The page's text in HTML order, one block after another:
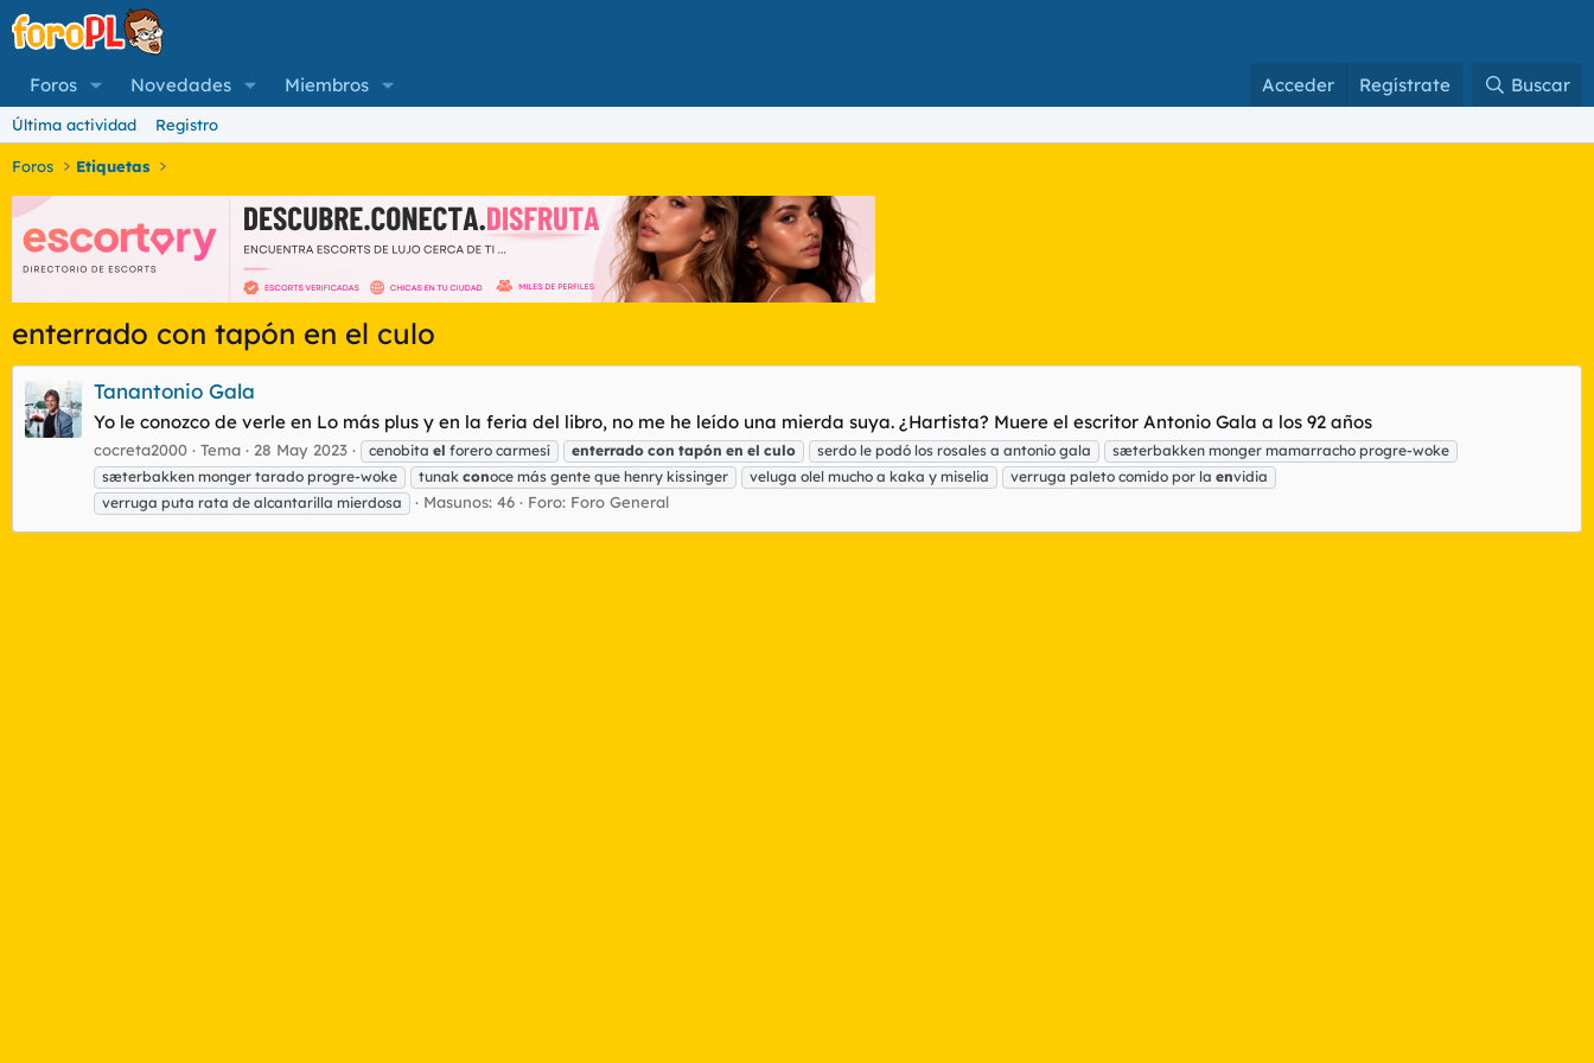
Foros Novedades Miembros Acceder Regístrate Buscar
Última actividad Registro
Foros Etiquetas
enterrado con tapón en el culo
Tanantonio Gala
Yo le conozco de verle en Lo más plus y en la feria del libro, no me he leído una mierda suya. ¿Hartista? Muere el escritor Antonio Gala a los 92 años
cocreta2000 Tema 28 May 2023 cenobita el forero carmesí enterrado con tapón en el culo serdo le podó los rosales a antonio gala
sæterbakken monger mamarracho progre-woke
sæterbakken monger tarado progre-woke
tunak conoce más gente que henry kissinger veluga olel mucho a kaka y miselia verruga paleto comido por la envidia
verruga puta rata de alcantarilla mierdosa
Masunos: 46 Foro: Foro General